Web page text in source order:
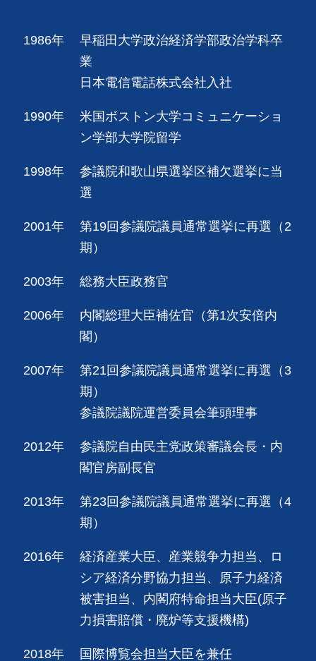
1986年
早稲田大学政治経済学部政治学科卒
業
日本電信電話株式会社入社
1990年
米国ボストン大学コミュニケーショ
ン学部大学院留学
1998年
参議院和歌山県選挙区補欠選挙に当
選
2001年
第19回参議院議員通常選挙に再選（2
期）
2003年 総務大臣政務官
2006年
内閣総理大臣補佐官（第1次安倍内
閣）
2007年
第21回参議院議員通常選挙に再選（3
期）
参議院議院運営委員会筆頭理事
2012年
参議院自由民主党政策審議会長・内
閣官房副長官
2013年
第23回参議院議員通常選挙に再選（4
期）
2016年
経済産業大臣、産業競争力担当、ロ
シア経済分野協力担当、原子力経済
被害担当、内閣府特命担当大臣(原子
力損害賠償・廃炉等支援機構)
2018年 国際博覧会担当大臣を兼任